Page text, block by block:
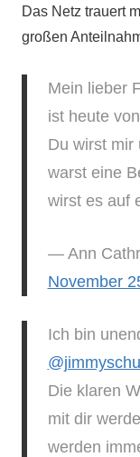
Das Netz trauert
großen
Mein lieber
ist heute
Du wirst mir
warst eine
wirst es auf
— Ann
November
Ich bin
Die klaren
mit dir
werden